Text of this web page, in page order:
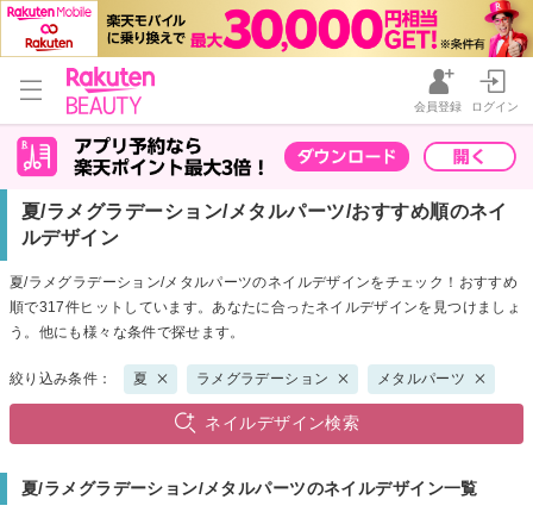
会員登録 ログイン
夏/ラメグラデーション/メタルパーツ/おすすめ順のネイ
ルデザイン
夏/ラメグラデーション/メタルパーツのネイルデザインをチェック！おすすめ
順で317件ヒットしています。あなたに合ったネイルデザインを見つけましょ
う。他にも様々な条件で探せます。
絞り込み条件： 夏 ラメグラデーション メタルパーツ
ネイルデザイン検索
夏/ラメグラデーション/メタルパーツのネイルデザイン一覧